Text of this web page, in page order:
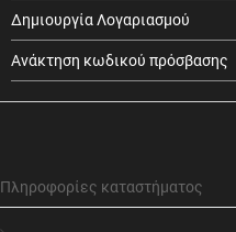
Δημιουργία Λογαριασμού
Ανάκτηση κωδικού πρόσβασης
Πληροφορίες καταστήματος